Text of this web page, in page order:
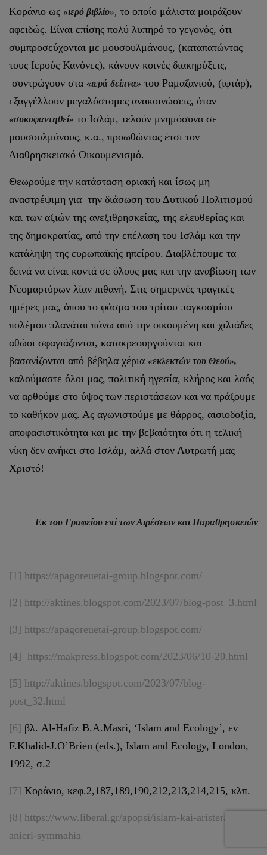
Κοράνιο ως «ιερό βιβλίο» το οποίο μάλιστα μοιράζουν
αφειδώς. Είναι επίσης πολύ λυπηρό το γεγονός, ότι
συμπροσεύχονται με μουσουλμάνους, (καταπατώντας
τους Ιερούς Κανόνες), κάνουν κοινές διακηρύξεις,
συντρώγουν στα «ιερά δείπνα» του Ραμαζανιού, (ιφτάρ),
εξαγγέλλουν μεγαλόστομες ανακοινώσεις, όταν
«συκοφαντηθεί» το Ισλάμ, τελούν μνημόσυνα σε
μουσουλμάνους, κ.α., προωθώντας έτσι τον
Διαθρησκειακό Οικουμενισμό.
Θεωρούμε την κατάσταση οριακή και ίσως μη
αναστρέψιμη για την διάσωση του Δυτικού Πολιτισμού
και των αξιών της ανεξιθρησκείας, της ελευθερίας και
της δημοκρατίας, από την επέλαση του Ισλάμ και την
κατάληψη της ευρωπαϊκής ηπείρου. Διαβλέπουμε τα
δεινά να είναι κοντά σε όλους μας και την αναβίωση των
Νεομαρτύρων λίαν πιθανή. Στις σημερινές τραγικές
ημέρες μας, όπου το φάσμα του τρίτου παγκοσμίου
πολέμου πλανάται πάνω από την οικουμένη και χιλιάδες
αθώοι σφαγιάζονται, κατακρεουργούνται και
βασανίζονται από βέβηλα χέρια «εκλεκτών του Θεού»,
καλούμαστε όλοι μας, πολιτική ηγεσία, κλήρος και λαός
να αρθούμε στο ύψος των περιστάσεων και να πράξουμε
το καθήκον μας. Ας αγωνιστούμε με θάρρος, αισιοδοξία,
αποφασιστικότητα και με την βεβαιότητα ότι η τελική
νίκη δεν ανήκει στο Ισλάμ, αλλά στον Λυτρωτή μας
Χριστό!
Εκ του Γραφείου επί των Αιρέσεων και Παραθρησκειών
[1] https://apagoreuetai-group.blogspot.com/
[2] http://aktines.blogspot.com/2023/07/blog-post_3.html
[3] https://apagoreuetai-group.blogspot.com/
[4] https://makpress.blogspot.com/2023/06/10-20.html
[5] http://aktines.blogspot.com/2023/07/blog-
post_32.html
[6] βλ. Al-Hafiz B.A.Masri, ‘Islam and Ecology’, εν
F.Khalid-J.O’Brien (eds.), Islam and Ecology, London,
1992, σ.2
[7] Κοράνιο, κεφ.2,187,189,190,212,213,214,215, κλπ.
[8] https://www.liberal.gr/apopsi/islam-kai-aristera-mia-
anieri-symmahia